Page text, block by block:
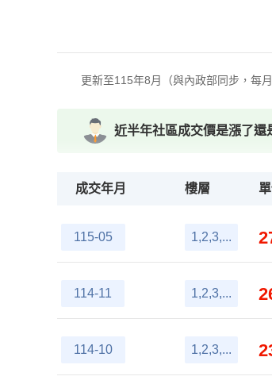
更新至115年8月（與內政部同步，每
近半年社區成交價是漲了還
成交年月 樓層
115-05 1,2,3,...
114-11 1,2,3,...
114-10 1,2,3,...